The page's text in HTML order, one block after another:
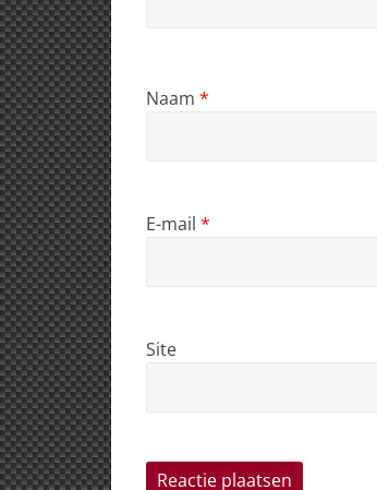
Naam *
E-mail *
Site